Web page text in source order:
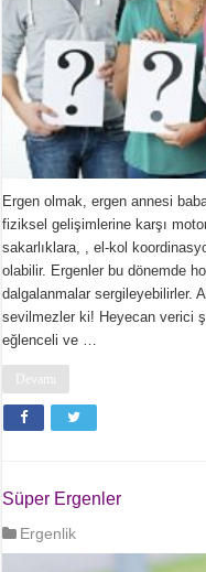
Ergen olmak, ergen annesi
fiziksel gelişimlerine karşı
sakarlıklara, , el-kol
olabilir. Ergenler bu dönemde
dalgalanmalar sergileyebilirler.
sevilmezler ki! Heyecan verici
eğlenceli ve …
Devamı
Süper Ergenler
Ergenlik